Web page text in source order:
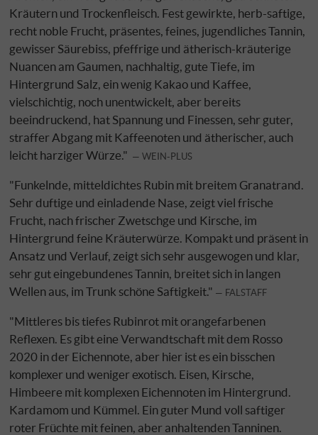
Kräutern und Trockenfleisch. Fest gewirkte, herb-saftige,
recht noble Frucht, präsentes, feines, jugendliches Tannin,
gewisser Säurebiss, pfeffrige und ätherisch-kräuterige
Nuancen am Gaumen, nachhaltig, gute Tiefe, im
Hintergrund Salz, ein wenig Kakao und Kaffee,
vielschichtig, noch unentwickelt, aber bereits
beeindruckend, hat Spannung und Finessen, sehr guter,
straffer Abgang mit Kaffeenoten und ätherischer, auch
leicht harziger Würze."
WEIN-PLUS
"Funkelnde, mitteldichtes Rubin mit breitem Granatrand.
Sehr duftige und einladende Nase, zeigt viel frische
Frucht, nach frischer Zwetschge und Kirsche, im
Hintergrund feine Kräuterwürze. Kompakt und präsent in
Ansatz und Verlauf, zeigt sich sehr ausgewogen und klar,
sehr gut eingebundenes Tannin, breitet sich in langen
Wellen aus, im Trunk schöne Saftigkeit."
FALSTAFF
"Mittleres bis tiefes Rubinrot mit orangefarbenen
Reflexen. Es gibt eine Verwandtschaft mit dem Rosso
2020 in der Eichennote, aber hier ist es ein bisschen
komplexer und weniger exotisch. Eisen, Kirsche,
Himbeere mit komplexen Eichennoten im Hintergrund.
Kardamom und Kümmel. Ein guter Mund voll saftiger
roter Früchte mit feinen, aber anhaltenden Tanninen.